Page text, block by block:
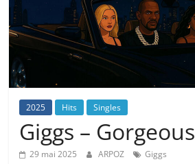
2025 Hits Singles
Giggs – Gorgeous
29 mai 2025 ARPOZ Giggs